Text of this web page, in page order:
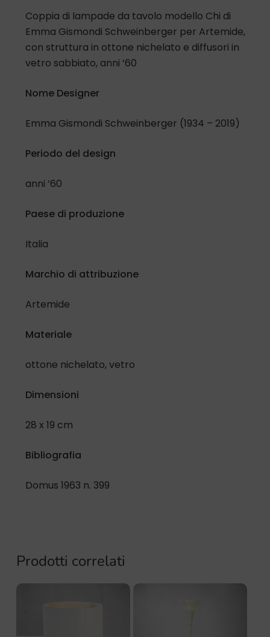
Coppia di lampade da tavolo modello Chi di
Emma Gismondi Schweinberger per Artemide,
con struttura in ottone nichelato e diffusori in
vetro sabbiato, anni ’60
Nome Designer
Emma Gismondi Schweinberger (1934 – 2019)
Periodo del design
anni ’60
Paese di produzione
Italia
Marchio di attribuzione
Artemide
Materiale
ottone nichelato, vetro
Dimensioni
28 x 19 cm
Bibliografia
Domus 1963 n. 399
Prodotti correlati